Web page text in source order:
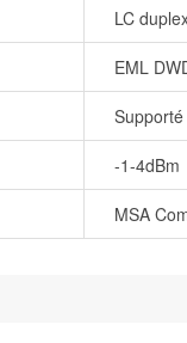
LC
EML
Supporté
-1-4dBm
MSA